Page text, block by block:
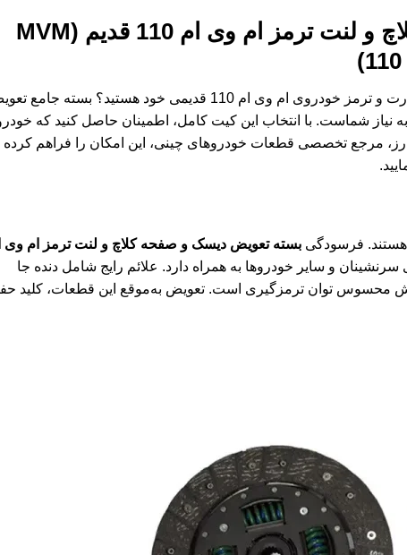
بسته تعویض دیسک و صفحه کلاچ و لنت ترمز ام وی ام 110 قدیم (MVM
آیا به دنبال راهکاری مطمئن و مقرون‌به‌صرفه برای احیای سیستم انتقال قدرت و ترمز خودروی ام وی ام 110 قدیمی خود هستید؟ بسته
قدیم در لیفان کارز، پاسخی به نیاز شماست. با انتخاب این کیت کامل، اطمینان حاصل کنید که
مرجع تخصصی قطعات خودروهای چینی، این امکان را فراهم کرده
هستند. فرسودگی بسته تعویض دیسک و صفحه کلاچ و لنت ترمز ام وی
و سایر خودروها به همراه دارد. علائم رایج شامل دنده جا
محسوس توان ترمزگیری است. تعویض به‌موقع این قطعات، کلید